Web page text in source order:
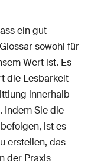
ein gut
sowohl für
Wert ist. Es
die Lesbarkeit
innerhalb
Indem Sie die
ist es
erstellen, das
der Praxis